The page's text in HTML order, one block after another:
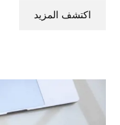
اكتشف المزيد